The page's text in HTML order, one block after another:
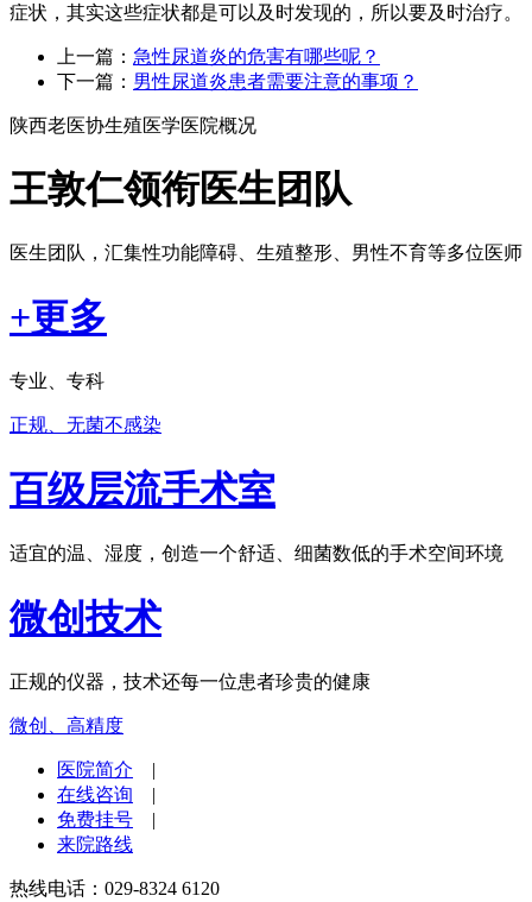
症状，其实这些症状都是可以及时发现的，所以要及时治疗。
上一篇： 急性尿道炎的危害有哪些呢？
下一篇： 男性尿道炎患者需要注意的事项？
陕西老医协生殖医学医院概况
王敦仁领衔医生团队
医生团队，汇集性功能障碍、生殖整形、男性不育等多位医师
+更多
专业、专科
正规、无菌不感染
百级层流手术室
适宜的温、湿度，创造一个舒适、细菌数低的手术空间环境
微创技术
正规的仪器，技术还每一位患者珍贵的健康
微创、高精度
医院简介 |
在线咨询 |
免费挂号 |
来院路线
热线电话：029-8324 6120